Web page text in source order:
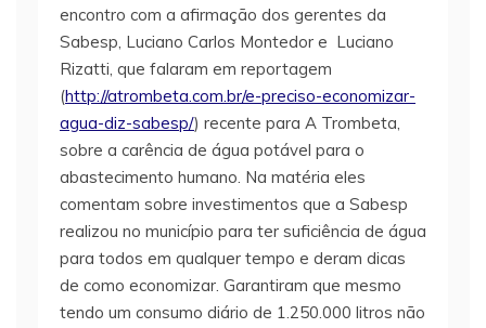
encontro com a afirmação dos gerentes da
Sabesp, Luciano Carlos Montedor e Luciano
Rizatti, que falaram em reportagem
(http://atrombeta.com.br/e-preciso-economizar-
agua-diz-sabesp/) recente para A Trombeta,
sobre a carência de água potável para o
abastecimento humano. Na matéria eles
comentam sobre investimentos que a Sabesp
realizou no município para ter suficiência de água
para todos em qualquer tempo e deram dicas
de como economizar. Garantiram que mesmo
tendo um consumo diário de 1.250.000 litros não